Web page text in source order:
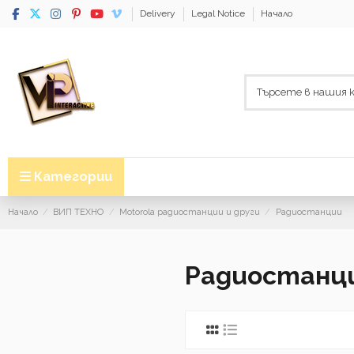
Delivery Legal Notice Начало
Категории
Начало ВИП ТЕХНО Motorola радиостанции и други Радиостанции